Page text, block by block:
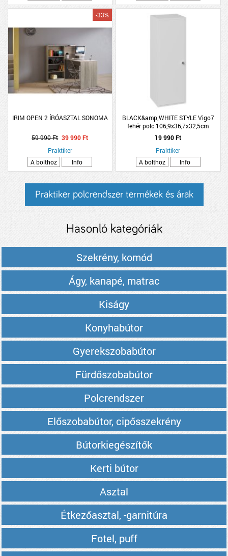
IRIM OPEN 2 ÍRÓASZTAL SONOMA
-33%
59 990 Ft 39 990 Ft
Praktiker
A bolthoz
Info
BLACK&amp;WHITE STYLE Vigo7
fehér polc 106,9x36,7x32,5cm
19 990 Ft
Praktiker
A bolthoz
Info
Praktiker polcrendszer termékek és árak
Hasonló kategóriák
Szekrény, komód
Ágy, kanapé, matrac
Kiságy
Konyhabútor
Gyerekszobabútor
Fürdőszobabútor
Polcrendszer
Előszobabútor, cipősszekrény
Bútorkiegészítők
Kerti bútor
Asztal
Étkezőasztal, -garnitúra
Fotel, puff